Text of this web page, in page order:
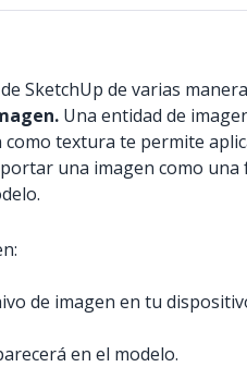
SketchUp de varias
Una entidad de
textura te permite
una imagen como una
de imagen en tu
en el modelo.